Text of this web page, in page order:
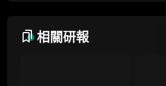
定制化研究报告折扣（9.5 折）
相關研報